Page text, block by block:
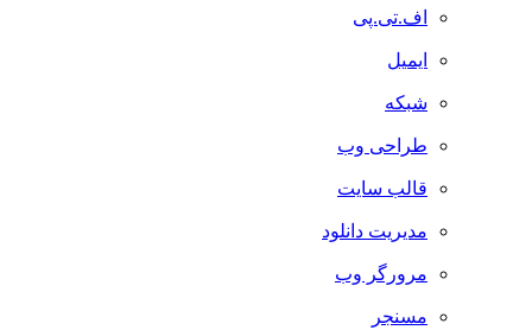
اف.تی.پی
ایمیل
شبکه
طراحی وب
قالب سایت
مدیریت دانلود
مرورگر وب
مسنجر